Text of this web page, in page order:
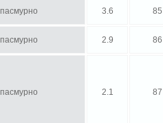
пасмурно 3.6 85
пасмурно 2.9 86
пасмурно 2.1 87